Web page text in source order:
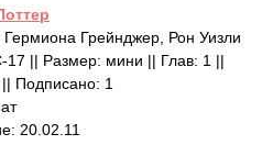
Грейнджер, Рон Уизли
17 || Размер: мини || Глав: 1 ||
|| Подписано: 1
20.02.11